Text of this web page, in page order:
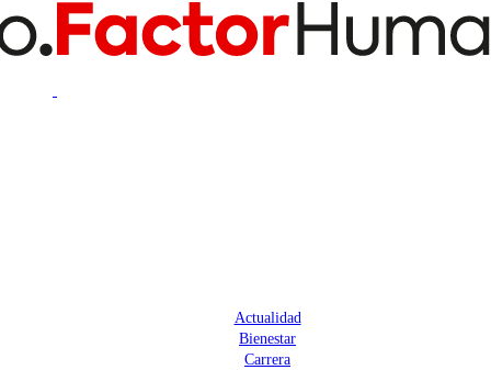
Actualidad
Bienestar
Carrera